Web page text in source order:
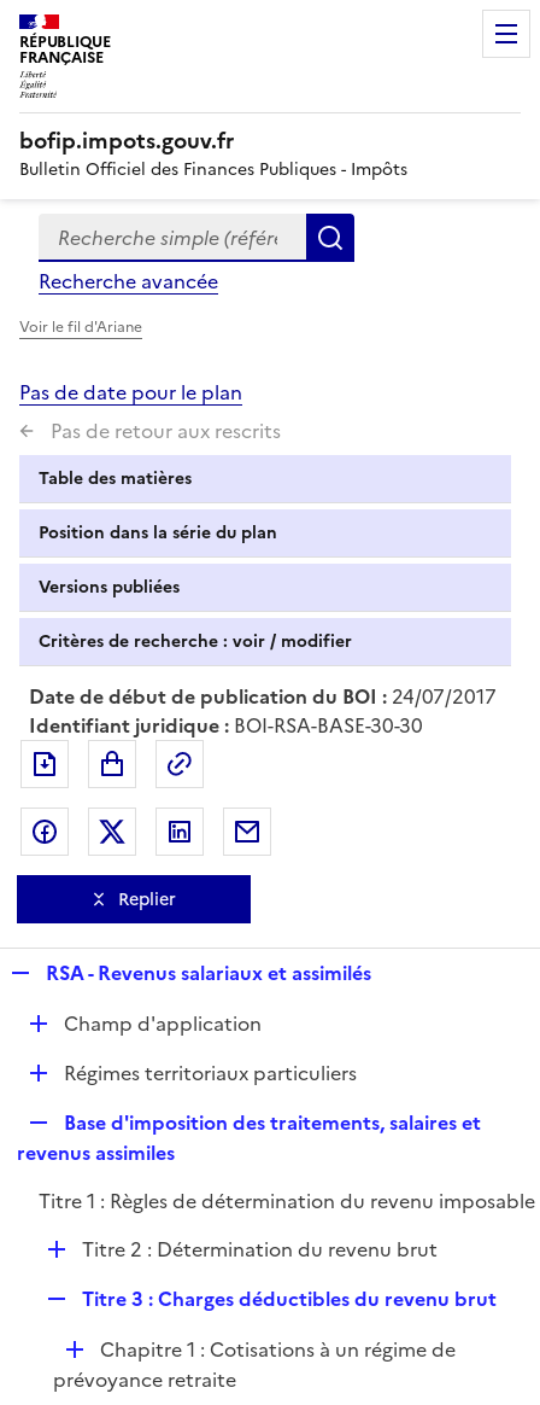
RÉPUBLIQUE
FRANÇAISE
bofip.impots.gouv.fr
Bulletin Officiel des Finances Publiques - Impôts
Formulaire
de
recherche
Recherche simple (références, mots clés, partie du
Recherche avancée
Voir le fil d'Ariane
Pas de date pour le plan
Pas de retour aux rescrits
Table des matières
Position dans la série du plan
Versions publiées
Critères de recherche : voir / modifier
Date de début de publication du BOI : 24/07/2017
Identifiant juridique : BOI-RSA-BASE-30-30
Exporter le document au format pdf
Partager sur Facebook
Partager sur Twitter
Partager sur LinkedIn
Replier
p
l
i
e
r
RSA - Revenus salariaux et assimilés
D
e
r
Champ d'application
D
l
i
e
r
Régimes territoriaux particuliers
e
l
i
e
r
Base d'imposition des traitements, salaires et
revenus assimiles
Titre 1 : Règles de détermination du revenu imposable
D
l
i
e
Titre 2 : Détermination du revenu brut
p
l
Titre 3 : Charges déductibles du revenu brut
D
é
Chapitre 1 : Cotisations à un régime de
prévoyance retraite